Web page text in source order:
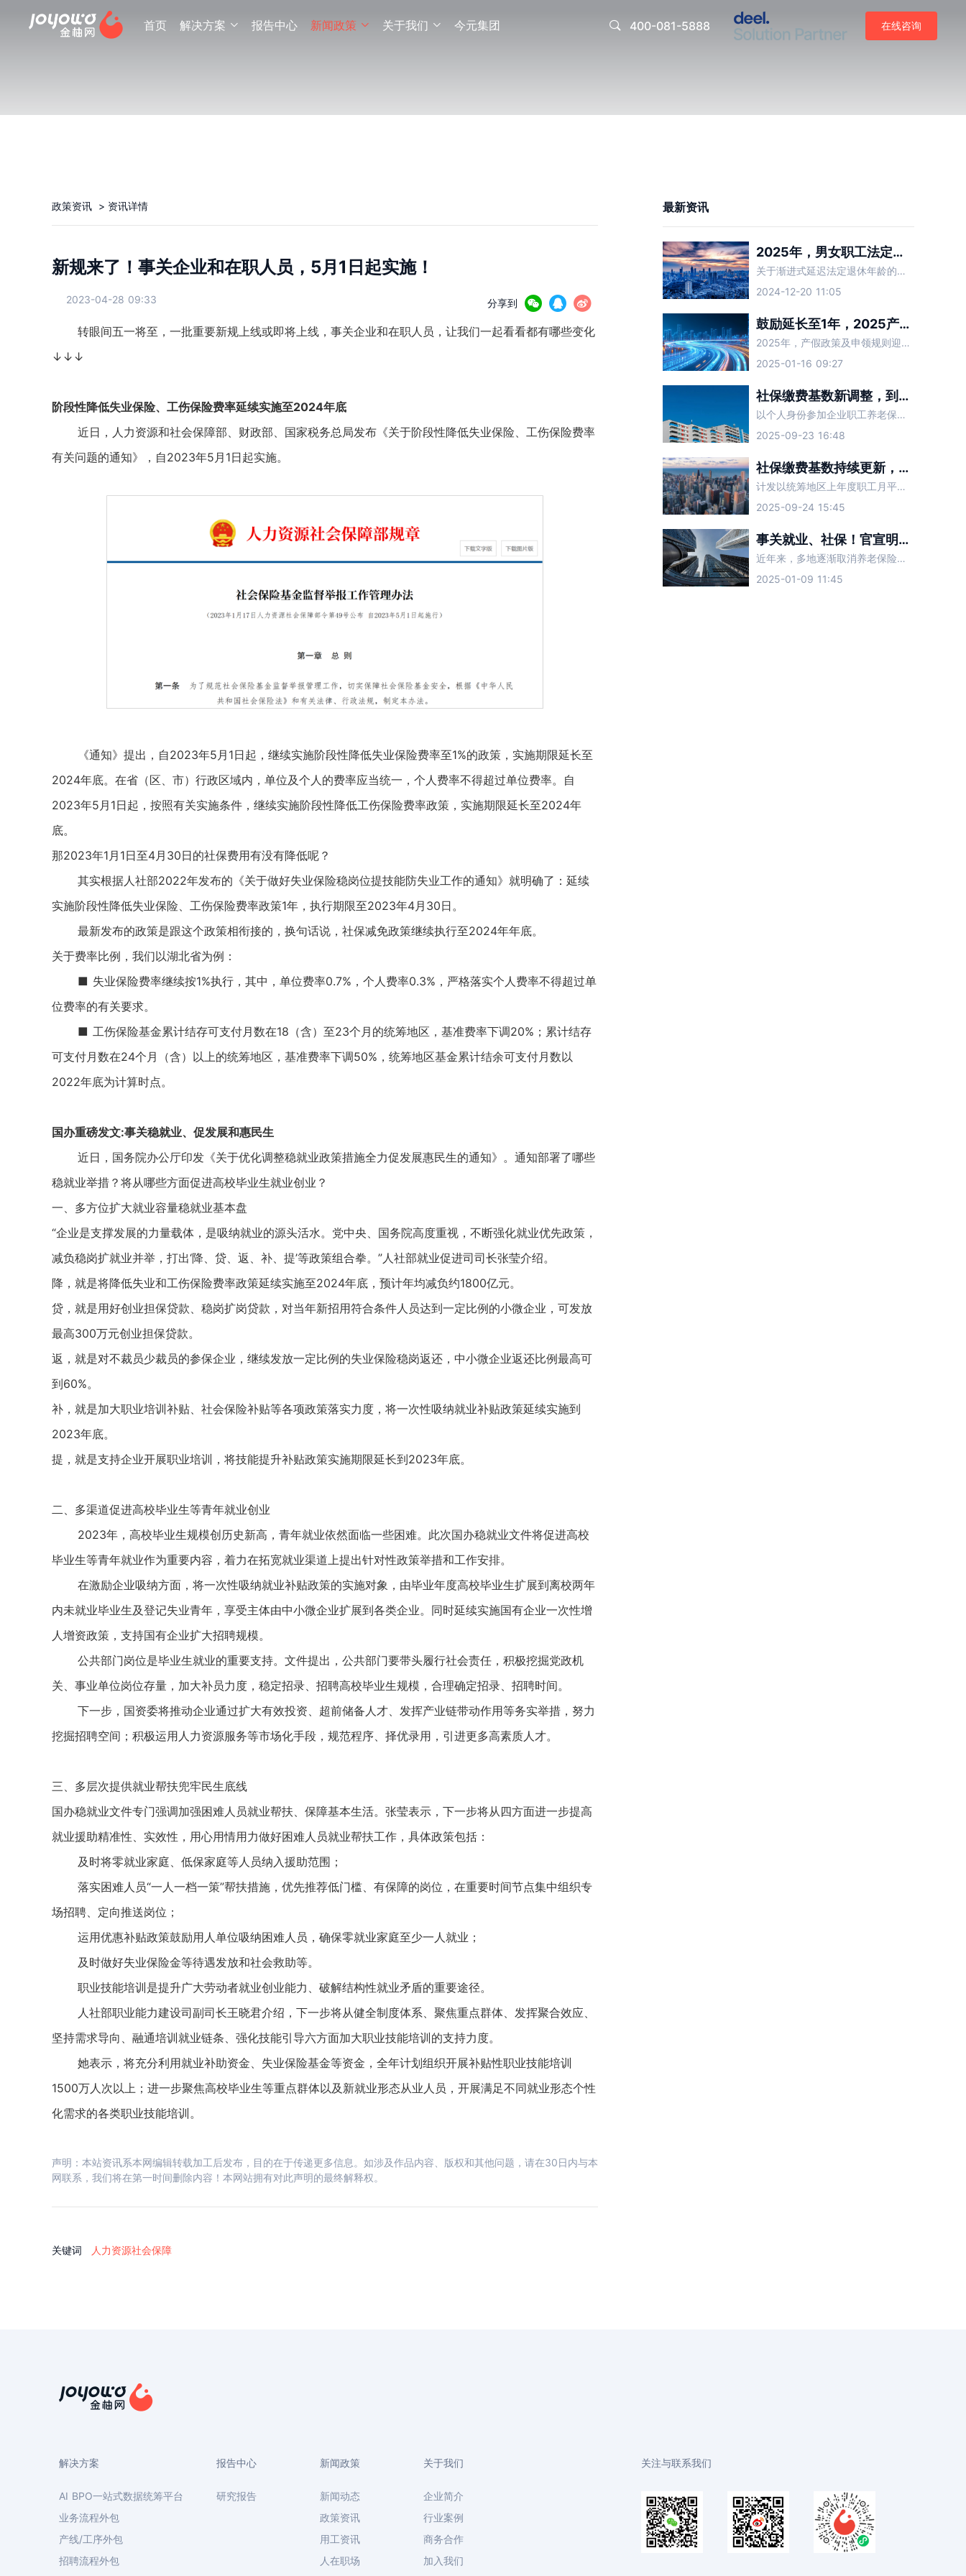
首页 解决方案  报告中心 新闻政策  关于我们  今元集团  400-081-5888 在线咨询
政策资讯 > 资讯详情
新规来了！事关企业和在职人员，5月1日起实施！
2023-04-28 09:33 分享到   
转眼间五一将至，一批重要新规上线或即将上线，事关企业和在职人员，让我们一起看看都有哪些变化
↓↓↓
阶段性降低失业保险、工伤保险费率延续实施至2024年底
近日，人力资源和社会保障部、财政部、国家税务总局发布《关于阶段性降低失业保险、工伤保险费率
有关问题的通知》，自2023年5月1日起实施。
《通知》提出，自2023年5月1日起，继续实施阶段性降低失业保险费率至1%的政策，实施期限延长至
2024年底。在省（区、市）行政区域内，单位及个人的费率应当统一，个人费率不得超过单位费率。自
2023年5月1日起，按照有关实施条件，继续实施阶段性降低工伤保险费率政策，实施期限延长至2024年
底。
那2023年1月1日至4月30日的社保费用有没有降低呢？
其实根据人社部2022年发布的《关于做好失业保险稳岗位提技能防失业工作的通知》就明确了：延续
实施阶段性降低失业保险、工伤保险费率政策1年，执行期限至2023年4月30日。
最新发布的政策是跟这个政策相衔接的，换句话说，社保减免政策继续执行至2024年年底。
关于费率比例，我们以湖北省为例：
■ 失业保险费率继续按1%执行，其中，单位费率0.7%，个人费率0.3%，严格落实个人费率不得超过单
位费率的有关要求。
■ 工伤保险基金累计结存可支付月数在18（含）至23个月的统筹地区，基准费率下调20%；累计结存
可支付月数在24个月（含）以上的统筹地区，基准费率下调50%，统筹地区基金累计结余可支付月数以
2022年底为计算时点。
国办重磅发文:事关稳就业、促发展和惠民生
近日，国务院办公厅印发《关于优化调整稳就业政策措施全力促发展惠民生的通知》。通知部署了哪些
稳就业举措？将从哪些方面促进高校毕业生就业创业？
一、多方位扩大就业容量稳就业基本盘
“企业是支撑发展的力量载体，是吸纳就业的源头活水。党中央、国务院高度重视，不断强化就业优先政策，
减负稳岗扩就业并举，打出‘降、贷、返、补、提’等政策组合拳。”人社部就业促进司司长张莹介绍。
降，就是将降低失业和工伤保险费率政策延续实施至2024年底，预计年均减负约1800亿元。
贷，就是用好创业担保贷款、稳岗扩岗贷款，对当年新招用符合条件人员达到一定比例的小微企业，可发放
最高300万元创业担保贷款。
返，就是对不裁员少裁员的参保企业，继续发放一定比例的失业保险稳岗返还，中小微企业返还比例最高可
到60%。
补，就是加大职业培训补贴、社会保险补贴等各项政策落实力度，将一次性吸纳就业补贴政策延续实施到
2023年底。
提，就是支持企业开展职业培训，将技能提升补贴政策实施期限延长到2023年底。
二、多渠道促进高校毕业生等青年就业创业
2023年，高校毕业生规模创历史新高，青年就业依然面临一些困难。此次国办稳就业文件将促进高校
毕业生等青年就业作为重要内容，着力在拓宽就业渠道上提出针对性政策举措和工作安排。
在激励企业吸纳方面，将一次性吸纳就业补贴政策的实施对象，由毕业年度高校毕业生扩展到离校两年
内未就业毕业生及登记失业青年，享受主体由中小微企业扩展到各类企业。同时延续实施国有企业一次性增
人增资政策，支持国有企业扩大招聘规模。
公共部门岗位是毕业生就业的重要支持。文件提出，公共部门要带头履行社会责任，积极挖掘党政机
关、事业单位岗位存量，加大补员力度，稳定招录、招聘高校毕业生规模，合理确定招录、招聘时间。
下一步，国资委将推动企业通过扩大有效投资、超前储备人才、发挥产业链带动作用等务实举措，努力
挖掘招聘空间；积极运用人力资源服务等市场化手段，规范程序、择优录用，引进更多高素质人才。
三、多层次提供就业帮扶兜牢民生底线
国办稳就业文件专门强调加强困难人员就业帮扶、保障基本生活。张莹表示，下一步将从四方面进一步提高
就业援助精准性、实效性，用心用情用力做好困难人员就业帮扶工作，具体政策包括：
及时将零就业家庭、低保家庭等人员纳入援助范围；
落实困难人员“一人一档一策”帮扶措施，优先推荐低门槛、有保障的岗位，在重要时间节点集中组织专
场招聘、定向推送岗位；
运用优惠补贴政策鼓励用人单位吸纳困难人员，确保零就业家庭至少一人就业；
及时做好失业保险金等待遇发放和社会救助等。
职业技能培训是提升广大劳动者就业创业能力、破解结构性就业矛盾的重要途径。
人社部职业能力建设司副司长王晓君介绍，下一步将从健全制度体系、聚焦重点群体、发挥聚合效应、
坚持需求导向、融通培训就业链条、强化技能引导六方面加大职业技能培训的支持力度。
她表示，将充分利用就业补助资金、失业保险基金等资金，全年计划组织开展补贴性职业技能培训
1500万人次以上；进一步聚焦高校毕业生等重点群体以及新就业形态从业人员，开展满足不同就业形态个性
化需求的各类职业技能培训。
声明：本站资讯系本网编辑转载加工后发布，目的在于传递更多信息。如涉及作品内容、版权和其他问题，请在30日内与本
网联系，我们将在第一时间删除内容！本网站拥有对此声明的最终解释权。
关键词 人力资源社会保障
最新资讯
2025年，男女职工法定退休年龄对照表！附退休年龄计算器→
关于渐进式延迟法定退休年龄的政策已经明确，延迟退休将从2025年1月1日起正式执行。 那么，2025年起，法定退休年龄到底是多少岁？又是如何计算的？来看详情👇
2024-12-20 11:05
鼓励延长至1年，2025产假最新规定！
2025年，产假政策及申领规则迎来了哪些新变化？一起来看。
2025-01-16 09:27
社保缴费基数新调整，到手工资有变！
以个人身份参加企业职工养老保险的个体工商户和灵活就业人员，可在缴费基数上下限范围内选择适当的缴费基数，按月、按季、按半年、按年缴纳企业职工基本养老保险费。灵活就业人员参加职工医保（生育保险）统一以缴费
2025-09-23 16:48
社保缴费基数持续更新，又有这些地区新公布！
计发以统筹地区上年度职工月平均工资为基数的相关工伤保险待遇、计算当年职工养老保险月缴费工资指数时，以7506元为基数。
2025-09-24 15:45
事关就业、社保！官宣明确：全面取消→
近年来，多地逐渐取消养老保险等社会保险参保户籍限制。1月7日，国家发展改革委明确全面取消在就业地参保户籍限制，为越来越多的劳动者提供便利。 那么，如何在非户籍地缴纳社保？参保地与户籍地不一致，在哪领
2025-01-09 11:45
解决方案
AI BPO一站式数据统筹平台
业务流程外包
产线/工序外包
招聘流程外包
报告中心
研究报告
新闻政策
新闻动态
政策资讯
用工资讯
人在职场
关于我们
企业简介
行业案例
商务合作
加入我们
关注与联系我们